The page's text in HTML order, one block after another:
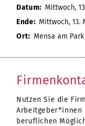
Datum: Mittwoch,
Ende: Mittwoch, 13.
Ort: Mensa am Park
Nutzen Sie die
Arbeitgeber*innen
beruflichen